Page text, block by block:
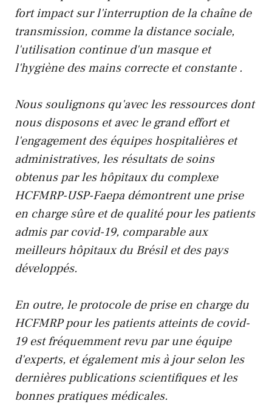
fort impact sur l'interruption de la chaîne de
transmission, comme la distance sociale,
l'utilisation continue d'un masque et
l'hygiène des mains correcte et constante .
Nous soulignons qu'avec les ressources dont
nous disposons et avec le grand effort et
l'engagement des équipes hospitalières et
administratives, les résultats de soins
obtenus par les hôpitaux du complexe
HCFMRP-USP-Faepa démontrent une prise
en charge sûre et de qualité pour les patients
admis par covid-19, comparable aux
meilleurs hôpitaux du Brésil et des pays
développés.
En outre, le protocole de prise en charge du
HCFMRP pour les patients atteints de covid-
19 est fréquemment revu par une équipe
d'experts, et également mis à jour selon les
dernières publications scientifiques et les
bonnes pratiques médicales.